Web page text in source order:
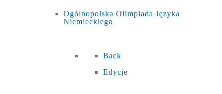
Ogólnopolska Olimpiada Języka
Niemieckiego
Back
Edycje